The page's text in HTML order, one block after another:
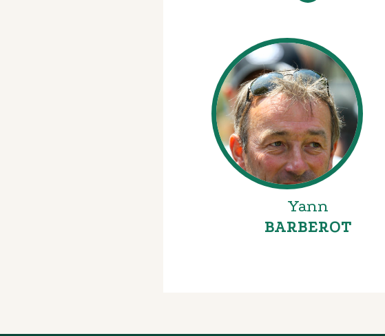
Yann
BARBEROT